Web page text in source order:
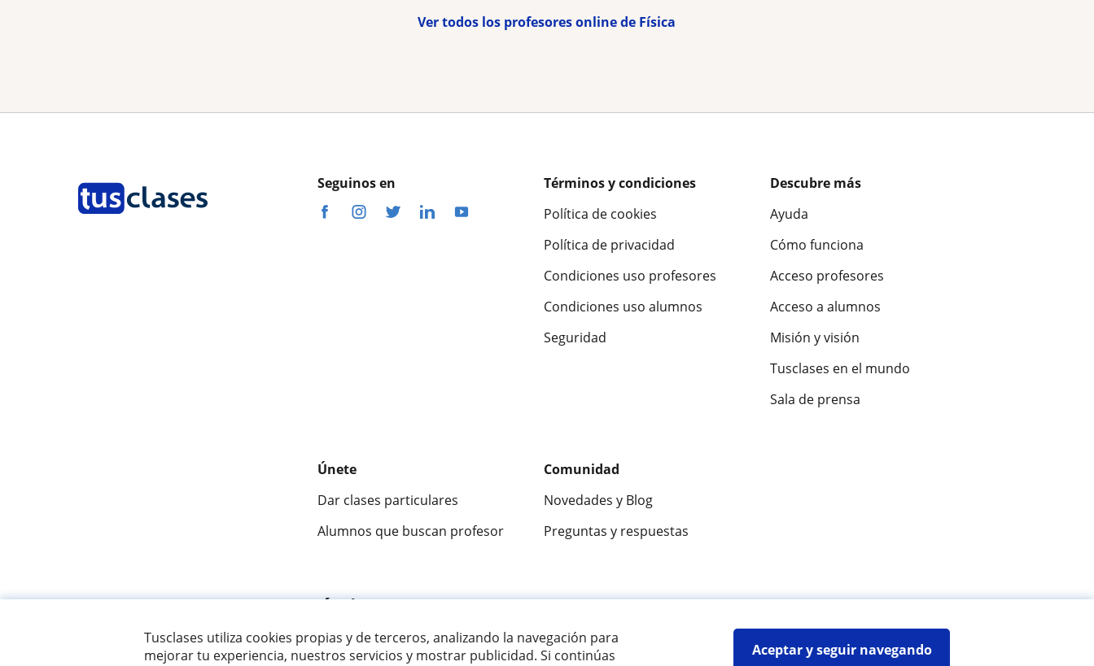
Tusclases utiliza cookies propias y de terceros, analizando la navegación para
mejorar tu experiencia, nuestros servicios y mostrar publicidad. Si continúas
Aceptar y seguir navegando
Ver todos los profesores online de Física
Seguinos en
Términos y condiciones
Política de cookies
Política de privacidad
Condiciones uso profesores
Condiciones uso alumnos
Seguridad
Descubre más
Ayuda
Cómo funciona
Acceso profesores
Acceso a alumnos
Misión y visión
Tusclases en el mundo
Sala de prensa
Únete
Dar clases particulares
Alumnos que buscan profesor
Comunidad
Novedades y Blog
Preguntas y respuestas
Fantástica 9,5/10 ★★★★★
© 2007 - 2026 Tusclases.com.uy Mapa web:Profesores particulares